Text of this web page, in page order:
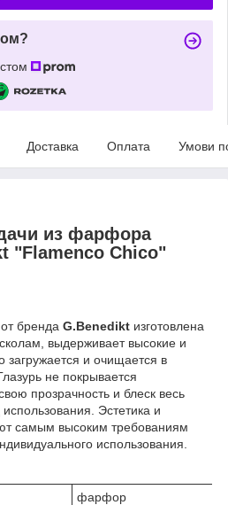
Доставка Оплата Умови
из фарфора
"Flamenco Chico"
от бренда G.Benedikt изготовлена
выдерживает высокие и
загружается и очищается в
не покрывается
прозрачность и блеск весь
Эстетика и
самым высоким требованиям
использования.
фарфор